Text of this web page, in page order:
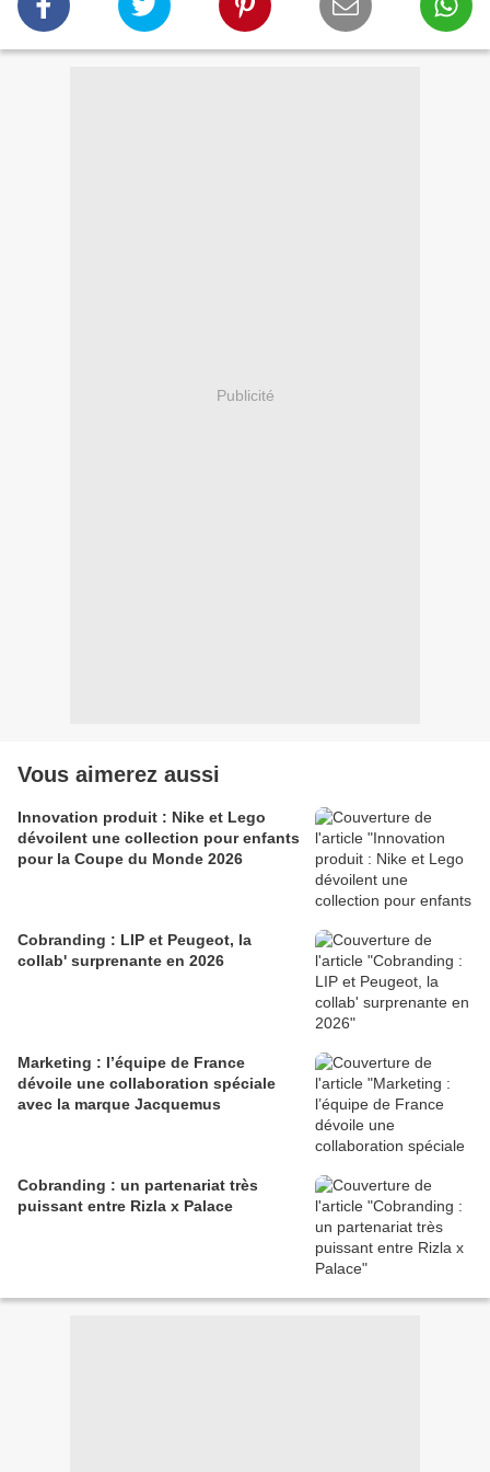
Publicité
Vous aimerez aussi
Innovation produit : Nike et Lego
dévoilent une collection pour enfants
pour la Coupe du Monde 2026
Cobranding : LIP et Peugeot, la
collab' surprenante en 2026
Marketing : l’équipe de France
dévoile une collaboration spéciale
avec la marque Jacquemus
Cobranding : un partenariat très
puissant entre Rizla x Palace